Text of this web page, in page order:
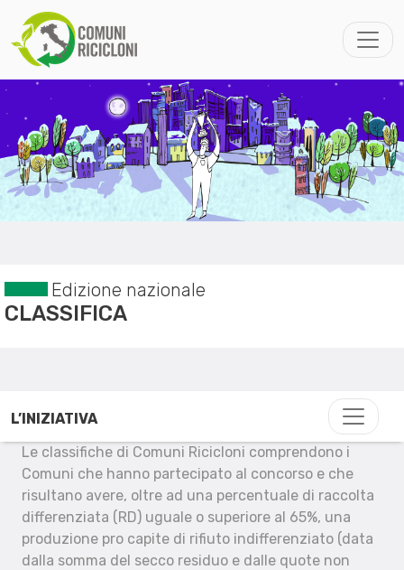
Edizione nazionale
CLASSIFICA
L’INIZIATIVA
Le classifiche di Comuni Ricicloni comprendono i
Comuni che hanno partecipato al concorso e che
risultano avere, oltre ad una percentuale di raccolta
differenziata (RD) uguale o superiore al 65%, una
produzione pro capite di rifiuto indifferenziato (data
dalla somma del secco residuo e dalle quote non